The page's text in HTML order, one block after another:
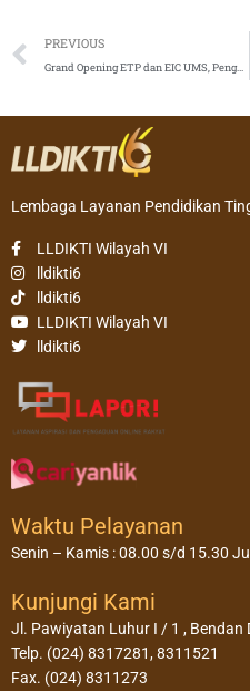
Prev
PREVIOUS
Grand Opening ETP dan EIC UMS, Penguasaan Bahasa Inggris Itu Penting
Lembaga Layanan Pendidikan
LLDIKTI Wilayah VI
lldikti6
lldikti6
LLDIKTI Wilayah VI
lldikti6
Waktu Pelayanan
Senin – Kamis : 08.00 s/d 15.30
Kunjungi Kami
Jl. Pawiyatan Luhur I / 1 , Bendan
Telp. (024) 8317281, 8311521
Fax. (024) 8311273